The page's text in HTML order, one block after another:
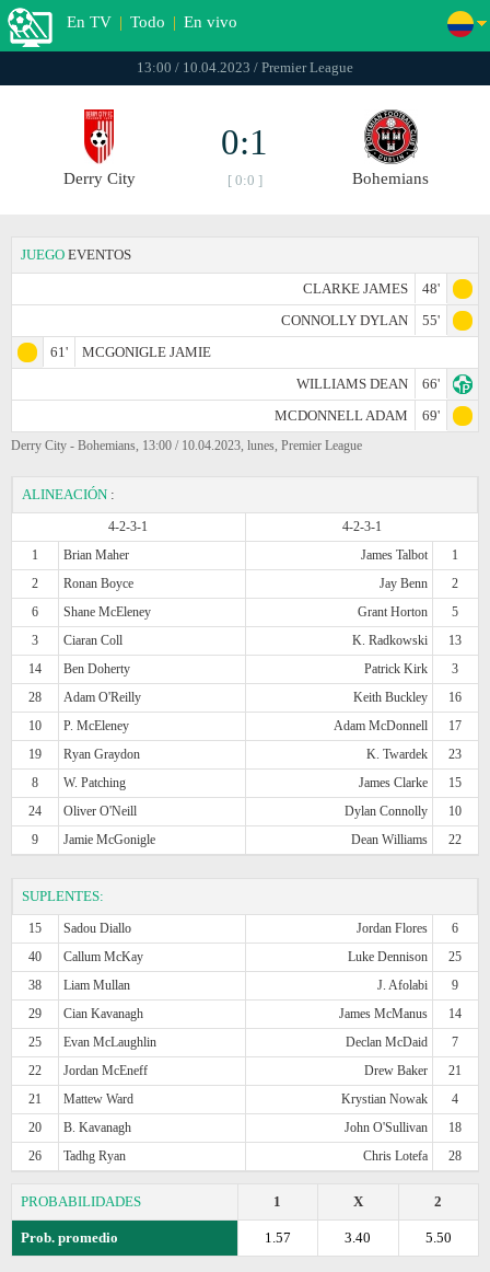
En TV | Todo | En vivo
13:00 / 10.04.2023 / Premier League
Derry City
0:1
[ 0:0 ] Bohemians
JUEGO EVENTOS
CLARKE JAMES
48'
CONNOLLY DYLAN
55'
61'
MCGONIGLE JAMIE
WILLIAMS DEAN
66'
MCDONNELL ADAM
69'
Derry City - Bohemians, 13:00 / 10.04.2023, lunes, Premier League
ALINEACIÓN :
4-2-3-1
4-2-3-1
1
Brian Maher James Talbot
1
2
Ronan Boyce Jay Benn
2
6
Shane McEleney Grant Horton
5
3
Ciaran Coll K. Radkowski
13
14
Ben Doherty Patrick Kirk
3
28
Adam O'Reilly Keith Buckley
16
10
P. McEleney Adam McDonnell
17
19
Ryan Graydon K. Twardek
23
8
W. Patching James Clarke
15
24
Oliver O'Neill Dylan Connolly
10
9
Jamie McGonigle Dean Williams 22
SUPLENTES:
15 Sadou Diallo Jordan Flores
6
40
Callum McKay Luke Dennison
25
38
Liam Mullan J. Afolabi
9
29
Cian Kavanagh James McManus
14
25
Evan McLaughlin Declan McDaid
7
22
Jordan McEneff Drew Baker
21
21
Mattew Ward Krystian Nowak
4
20
B. Kavanagh John O'Sullivan
18
26
Tadhg Ryan Chris Lotefa 28
PROBABILIDADES 2
X
1
Prob. promedio 5.50
3.40
1.57